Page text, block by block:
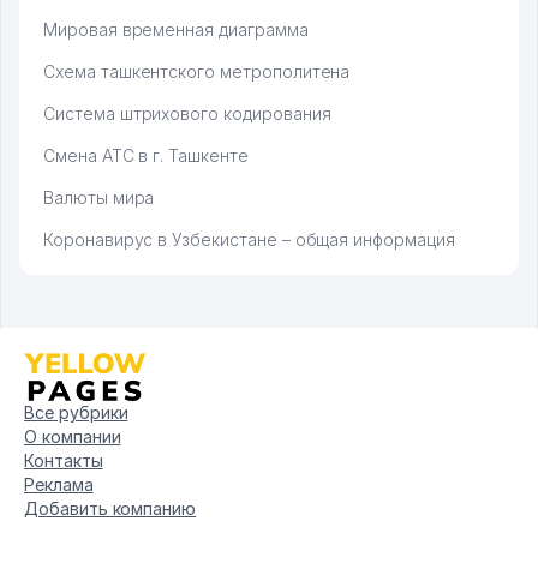
Мировая временная диаграмма
Схема ташкентского метрополитена
Система штрихового кодирования
Смена АТС в г. Ташкенте
Валюты мира
Коронавирус в Узбекистане – общая информация
Все рубрики
О компании
Контакты
Реклама
Добавить компанию